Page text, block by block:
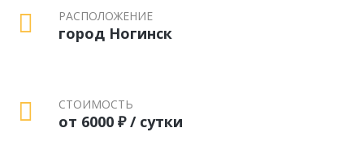
РАСПОЛОЖЕНИЕ
город Ногинск
СТОИМОСТЬ
от 6000 ₽ / сутки